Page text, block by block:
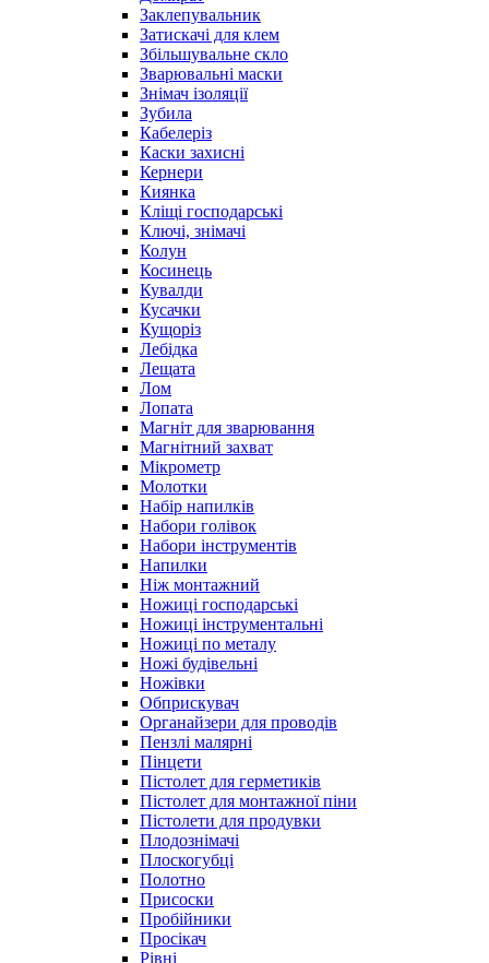
Заклепувальник
Затискачі для клем
Збільшувальне скло
Зварювальні маски
Знімач ізоляції
Зубила
Кабелеріз
Каски захисні
Кернери
Киянка
Кліщі господарські
Ключі, знімачі
Колун
Косинець
Кувалди
Кусачки
Кущоріз
Лебідка
Лещата
Лом
Лопата
Магніт для зварювання
Магнітний захват
Мікрометр
Молотки
Набір напилків
Набори голівок
Набори інструментів
Напилки
Ніж монтажний
Ножиці господарські
Ножиці інструментальні
Ножиці по металу
Ножі будівельні
Ножівки
Обприскувач
Органайзери для проводів
Пензлі малярні
Пінцети
Пістолет для герметиків
Пістолет для монтажної піни
Пістолети для продувки
Плодознімачі
Плоскогубці
Полотно
Присоски
Пробійники
Просікач
Рівні